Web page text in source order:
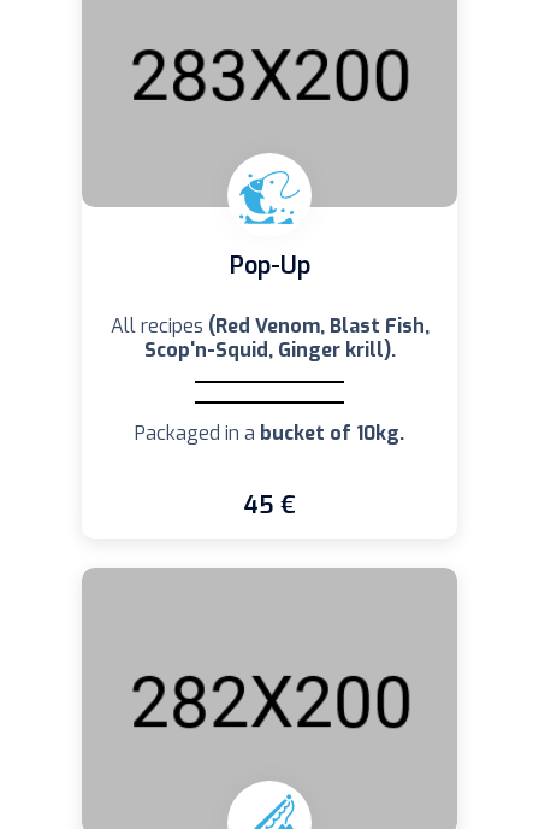
Pop-Up
All recipes (Red Venom, Blast Fish,
Scop'n-Squid, Ginger krill).
Packaged in a bucket of 10kg.
45 €